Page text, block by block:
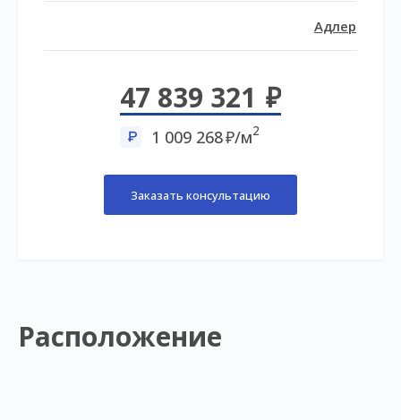
Адлер
47 839 321
1 009 268 /м2
Заказать консультацию
Расположение